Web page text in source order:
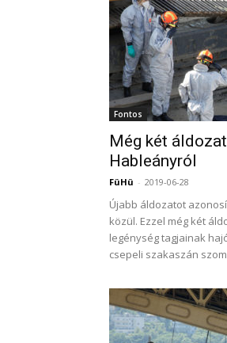
Fontos
Még két
Hableányról
FüHü - 2019-06-28
Újabb áldozatot
közül. Ezzel még két
legénység tagjainak
csepeli szakaszán